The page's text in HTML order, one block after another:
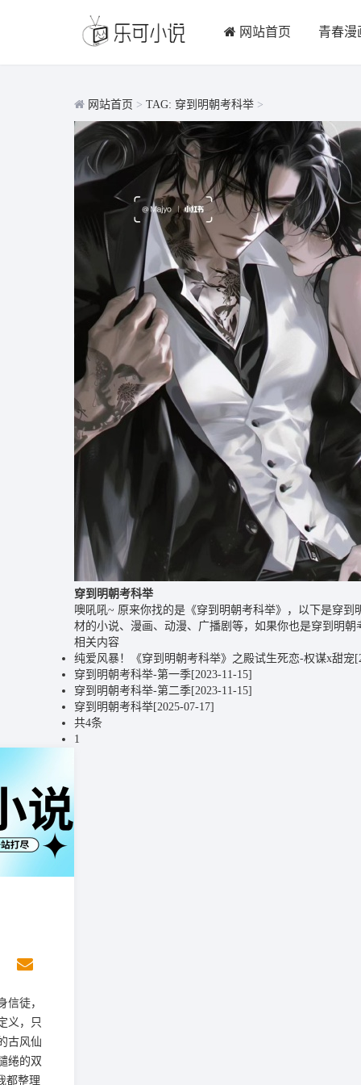
网站首页 青春漫
网站首页 > TAG: 穿到明朝考科举 >
穿到明朝考科举
噢吼吼~ 原来你找的是《穿到明朝考科举》，以下是穿
材的小说、漫画、动漫、广播剧等，如果你也是穿到明
相关内容
纯爱风暴！《穿到明朝考科举》之殿试生死恋-权谋x甜宠
穿到明朝考科举-第一季[2023-11-15]
穿到明朝考科举-第二季[2023-11-15]
穿到明朝考科举[2025-07-17]
共4条
1
信徒，
义，只
古风仙
绻的双
都整理